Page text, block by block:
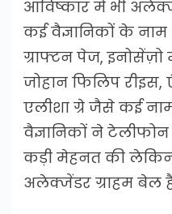
आविष्कार में भी
कई वैज्ञानिकों के
ग्राफ्टन पेज, इनोसेंज़ो
जोहान फिलिप रीइस,
एलीशा ग्रे जैसे कई
वैज्ञानिकों ने
कड़ी मेहनत की लेकिन
अलेक्जेंडर ग्राहम बेल